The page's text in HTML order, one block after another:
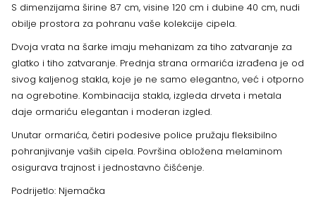
S dimenzijama širine 87 cm, visine 120 cm i dubine 40 cm, nudi
obilje prostora za pohranu vaše kolekcije cipela.
Dvoja vrata na šarke imaju mehanizam za tiho zatvaranje za
glatko i tiho zatvaranje. Prednja strana ormarića izrađena je od
sivog kaljenog stakla, koje je ne samo elegantno, već i otporno
na ogrebotine. Kombinacija stakla, izgleda drveta i metala
daje ormariću elegantan i moderan izgled.
Unutar ormarića, četiri podesive police pružaju fleksibilno
pohranjivanje vaših cipela. Površina obložena melaminom
osigurava trajnost i jednostavno čišćenje.
Podrijetlo: Njemačka